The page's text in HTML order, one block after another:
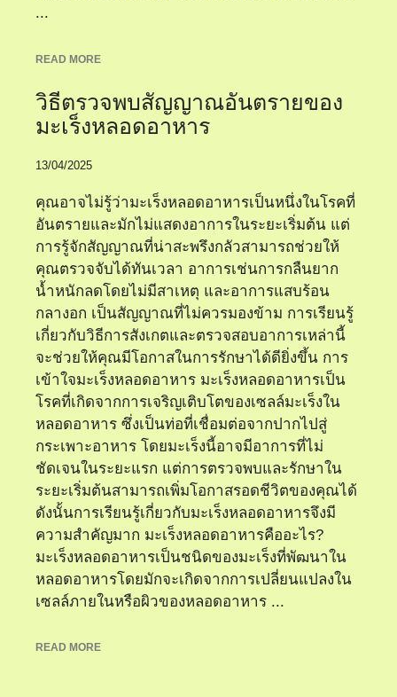
...
READ MORE
วิธีตรวจพบสัญญาณอันตรายของ
มะเร็งหลอดอาหาร
13/04/2025
คุณอาจไม่รู้ว่ามะเร็งหลอดอาหารเป็นหนึ่งในโรคที่
อันตรายและมักไม่แสดงอาการในระยะเริ่มต้น แต่
การรู้จักสัญญาณที่น่าสะพรึงกลัวสามารถช่วยให้
คุณตรวจจับได้ทันเวลา อาการเช่นการกลืนยาก
น้ำหนักลดโดยไม่มีสาเหตุ และอาการแสบร้อน
กลางอก เป็นสัญญาณที่ไม่ควรมองข้าม การเรียนรู้
เกี่ยวกับวิธีการสังเกตและตรวจสอบอาการเหล่านี้
จะช่วยให้คุณมีโอกาสในการรักษาได้ดียิ่งขึ้น การ
เข้าใจมะเร็งหลอดอาหาร มะเร็งหลอดอาหารเป็น
โรคที่เกิดจากการเจริญเติบโตของเซลล์มะเร็งใน
หลอดอาหาร ซึ่งเป็นท่อที่เชื่อมต่อจากปากไปสู่
กระเพาะอาหาร โดยมะเร็งนี้อาจมีอาการที่ไม่
ชัดเจนในระยะแรก แต่การตรวจพบและรักษาใน
ระยะเริ่มต้นสามารถเพิ่มโอกาสรอดชีวิตของคุณได้
ดังนั้นการเรียนรู้เกี่ยวกับมะเร็งหลอดอาหารจึงมี
ความสำคัญมาก มะเร็งหลอดอาหารคืออะไร?
มะเร็งหลอดอาหารเป็นชนิดของมะเร็งที่พัฒนาใน
หลอดอาหารโดยมักจะเกิดจากการเปลี่ยนแปลงใน
เซลล์ภายในหรือผิวของหลอดอาหาร ...
READ MORE